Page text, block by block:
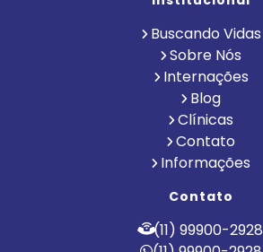
Buscando Vidas
Sobre Nós
Internações
Blog
Clínicas
Contato
Informações
Contato
(11) 99900-2928